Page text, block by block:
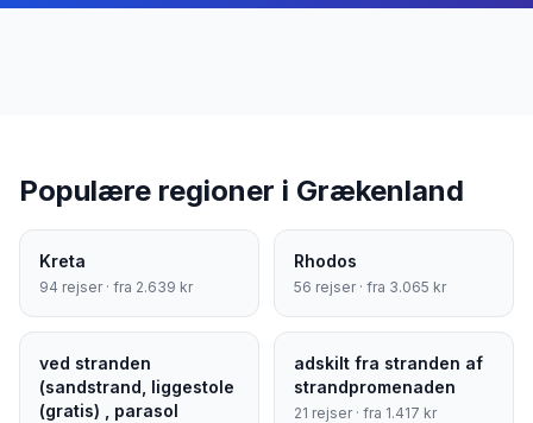
Populære regioner i Grækenland
Kreta
94 rejser · fra 2.639 kr
Rhodos
56 rejser · fra 3.065 kr
ved stranden
(sandstrand, liggestole
(gratis) , parasol
adskilt fra stranden af
strandpromenaden
21 rejser · fra 1.417 kr